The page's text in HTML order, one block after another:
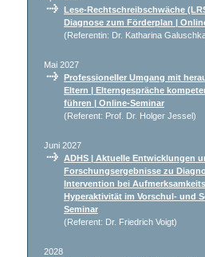
Lese-Rechtschreibschwäche
Diagnose zum Förderplan |
(Referentin: Dr. Katharina
Mai 2027
Professioneller Umgang mit
Eltern | Elterngespräche
führen | Online-Seminar
(Referent: Prof. Dr. Holger Jessel)
Juni 2027
ADHS | Aktuelle Entwicklungen
Forschungsergebnisse zu
Intervention bei
Hyperaktivität im Vorschul- und
Seminar
(Referent: Dr. Friedrich Voigt)
2028